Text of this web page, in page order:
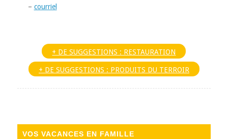
– courriel
+ DE SUGGESTIONS : RESTAURATION
+ DE SUGGESTIONS : PRODUITS DU TERROIR
VOS VACANCES EN FAMILLE